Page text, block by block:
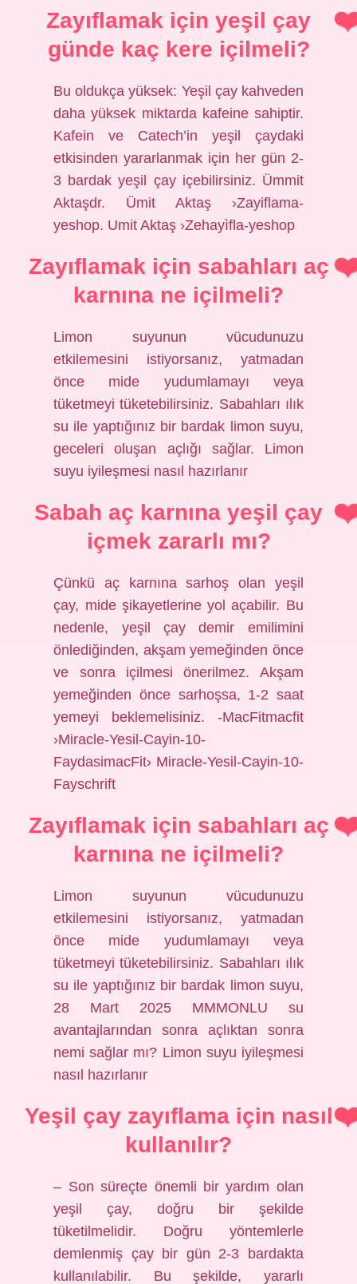
Zayıflamak için yeşil çay
günde kaç kere içilmeli?
Bu oldukça yüksek: Yeşil çay kahveden
daha yüksek miktarda kafeine sahiptir.
Kafein ve Catech’in yeşil çaydaki
etkisinden yararlanmak için her gün 2-
3 bardak yeşil çay içebilirsiniz. Ümmit
Aktaşdr. Ümit Aktaş ›Zayiflama-
yeshop. Umit Aktaş ›Zehayìfla-yeshop
Zayıflamak için sabahları aç
karnına ne içilmeli?
Limon suyunun vücudunuzu
etkilemesini istiyorsanız, yatmadan
önce mide yudumlamayı veya
tüketmeyi tüketebilirsiniz. Sabahları ılık
su ile yaptığınız bir bardak limon suyu,
geceleri oluşan açlığı sağlar. Limon
suyu iyileşmesi nasıl hazırlanır
Sabah aç karnına yeşil çay
içmek zararlı mı?
Çünkü aç karnına sarhoş olan yeşil
çay, mide şikayetlerine yol açabilir. Bu
nedenle, yeşil çay demir emilimini
önlediğinden, akşam yemeğinden önce
ve sonra içilmesi önerilmez. Akşam
yemeğinden önce sarhoşsa, 1-2 saat
yemeyi beklemelisiniz. -MacFitmacfit
›Miracle-Yesil-Cayin-10-
FaydasimacFit› Miracle-Yesil-Cayin-10-
Fayschrift
Zayıflamak için sabahları aç
karnına ne içilmeli?
Limon suyunun vücudunuzu
etkilemesini istiyorsanız, yatmadan
önce mide yudumlamayı veya
tüketmeyi tüketebilirsiniz. Sabahları ılık
su ile yaptığınız bir bardak limon suyu,
28 Mart 2025 MMMONLU su
avantajlarından sonra açlıktan sonra
nemi sağlar mı? Limon suyu iyileşmesi
nasıl hazırlanır
Yeşil çay zayıflama için nasıl
kullanılır?
– Son süreçte önemli bir yardım olan
yeşil çay, doğru bir şekilde
tüketilmelidir. Doğru yöntemlerle
demlenmiş çay bir gün 2-3 bardakta
kullanılabilir. Bu şekilde, yararlı